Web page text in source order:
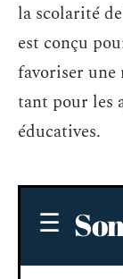
la scolarité
est conçu
favoriser une
tant pour les
éducatives.